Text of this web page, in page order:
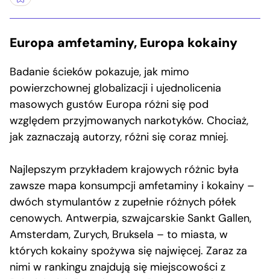
Europa amfetaminy, Europa kokainy
Badanie ścieków pokazuje, jak mimo
powierzchownej globalizacji i ujednolicenia
masowych gustów Europa różni się pod
względem przyjmowanych narkotyków. Chociaż,
jak zaznaczają autorzy, różni się coraz mniej.
Najlepszym przykładem krajowych różnic była
zawsze mapa konsumpcji amfetaminy i kokainy –
dwóch stymulantów z zupełnie różnych półek
cenowych. Antwerpia, szwajcarskie Sankt Gallen,
Amsterdam, Zurych, Bruksela – to miasta, w
których kokainy spożywa się najwięcej. Zaraz za
nimi w rankingu znajdują się miejscowości z